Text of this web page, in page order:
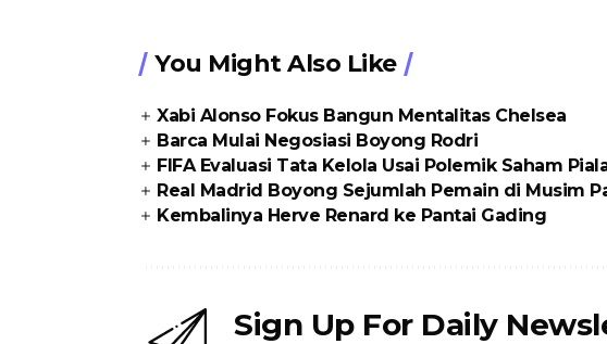
You Might Also Like
Xabi Alonso Fokus Bangun Mentalitas Chelsea
Barca Mulai Negosiasi Boyong Rodri
FIFA Evaluasi Tata Kelola Usai Polemik Saham
Real Madrid Boyong Sejumlah Pemain di Musim
Kembalinya Herve Renard ke Pantai Gading
Sign Up For Daily